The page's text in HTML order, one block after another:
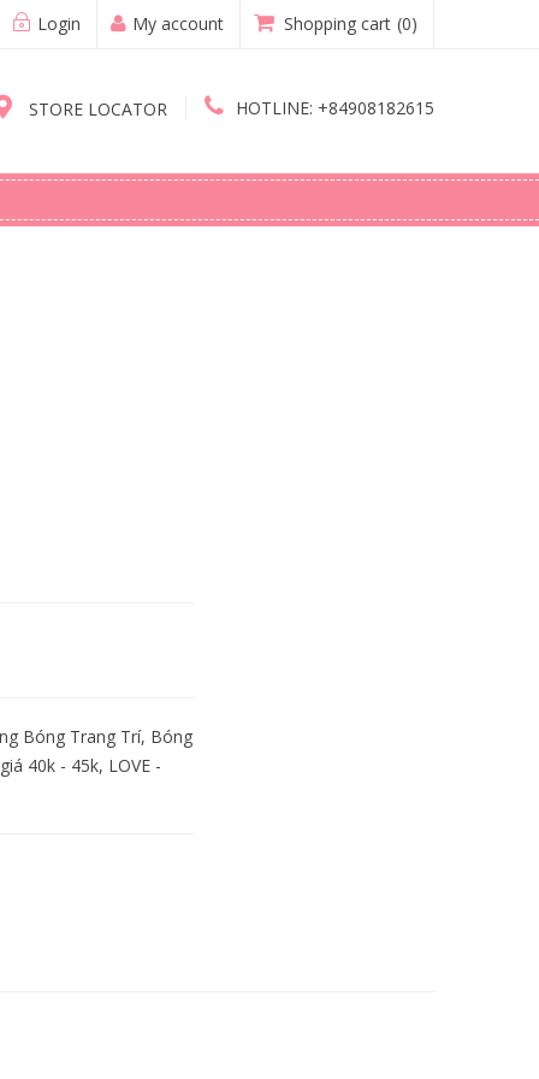
Login My account Shopping cart (0)
STORE LOCATOR HOTLINE: +84908182615
Bóng Trang Trí, Bóng
40k - 45k, LOVE -